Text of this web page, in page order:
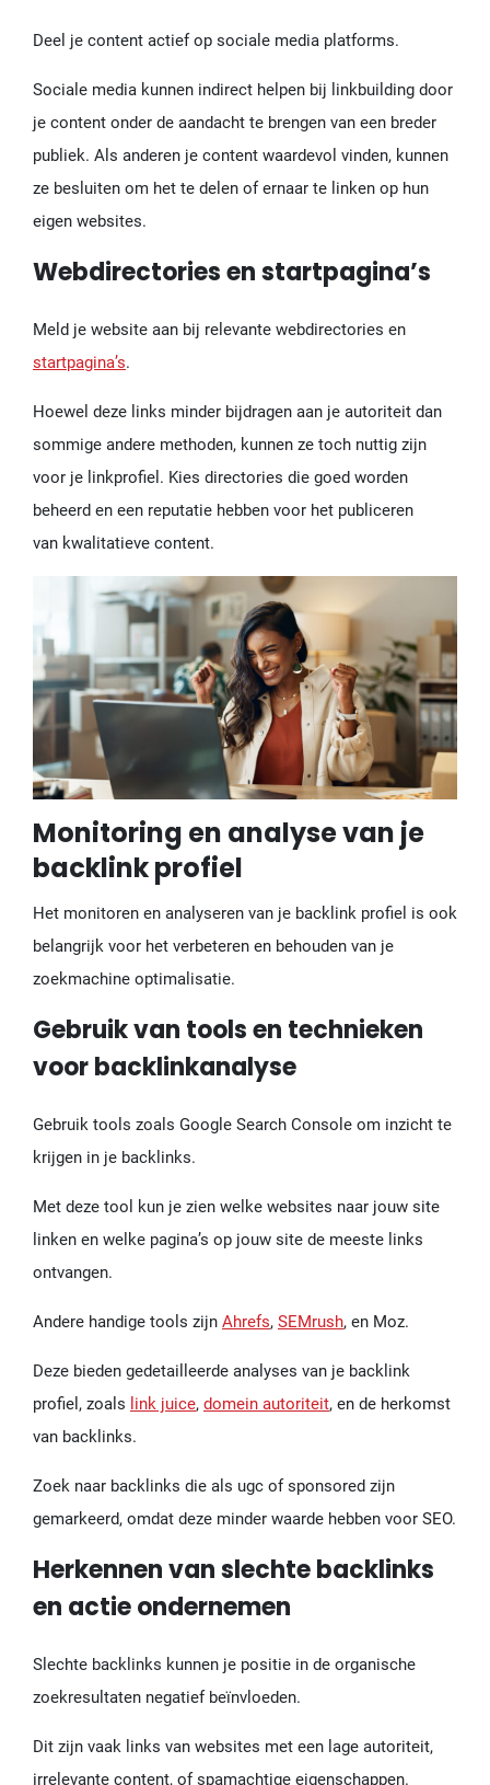
Deel je content actief op sociale media platforms.
Sociale media kunnen indirect helpen bij linkbuilding door
je content onder de aandacht te brengen van een breder
publiek. Als anderen je content waardevol vinden, kunnen
ze besluiten om het te delen of ernaar te linken op hun
eigen websites.
Webdirectories en startpagina’s
Meld je website aan bij relevante webdirectories en
startpagina’s.
Hoewel deze links minder bijdragen aan je autoriteit dan
sommige andere methoden, kunnen ze toch nuttig zijn
voor je linkprofiel. Kies directories die goed worden
beheerd en een reputatie hebben voor het publiceren
van kwalitatieve content.
Monitoring en analyse van je
backlink profiel
Het monitoren en analyseren van je backlink profiel is ook
belangrijk voor het verbeteren en behouden van je
zoekmachine optimalisatie.
Gebruik van tools en technieken
voor backlinkanalyse
Gebruik tools zoals Google Search Console om inzicht te
krijgen in je backlinks.
Met deze tool kun je zien welke websites naar jouw site
linken en welke pagina’s op jouw site de meeste links
ontvangen.
Andere handige tools zijn Ahrefs, SEMrush, en Moz.
Deze bieden gedetailleerde analyses van je backlink
profiel, zoals link juice, domein autoriteit, en de herkomst
van backlinks.
Zoek naar backlinks die als ugc of sponsored zijn
gemarkeerd, omdat deze minder waarde hebben voor SEO.
Herkennen van slechte backlinks
en actie ondernemen
Slechte backlinks kunnen je positie in de organische
zoekresultaten negatief beïnvloeden.
Dit zijn vaak links van websites met een lage autoriteit,
irrelevante content, of spamachtige eigenschappen.